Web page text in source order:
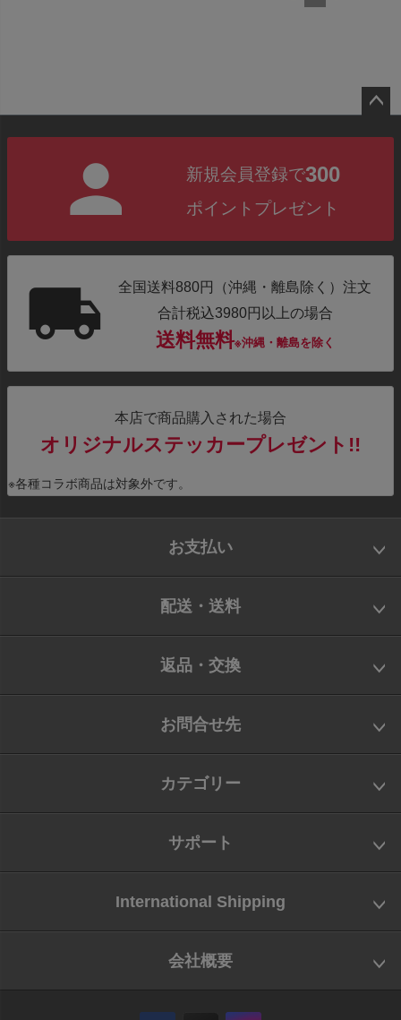
新規会員登録で300
ポイントプレゼント
全国送料880円（沖縄・離島除く）注文
合計税込3980円以上の場合
送料無料※沖縄・離島を除く
本店で商品購入された場合
オリジナルステッカープレゼント!!
※各種コラボ商品は対象外です。
お支払い
配送・送料
返品・交換
お問合せ先
カテゴリー
サポート
International Shipping
会社概要